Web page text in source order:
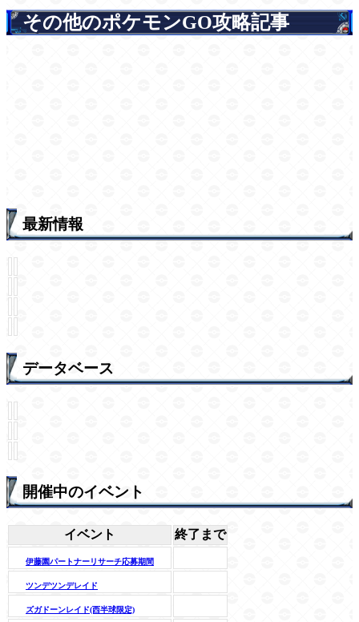
その他のポケモンGO攻略記事
最新情報
データベース
開催中のイベント
イベント 終了まで
伊藤園パートナーリサーチ応募期間
ツンデツンデレイド
ズガドーンレイド(西半球限定)